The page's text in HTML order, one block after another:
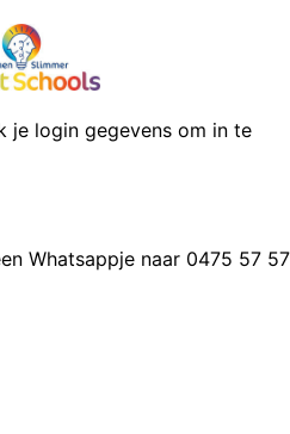
je login gegevens om in te
Whatsappje naar 0475 57 57